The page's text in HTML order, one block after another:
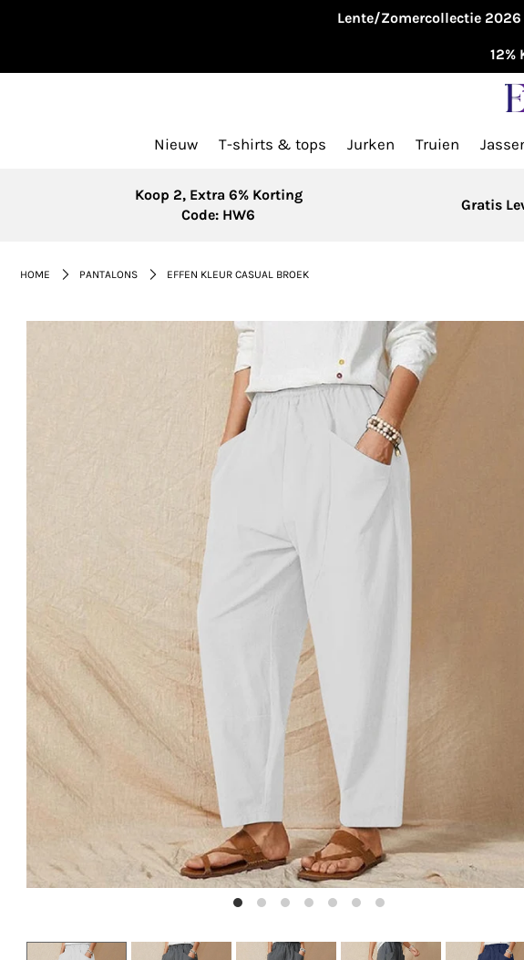
Lente/Zomercollectie 2026
12%
Nieuw T-shirts & tops Jurken Truien
Koop 2, Extra 6% Korting
Code: HW6
Gratis
HOME PANTALONS EFFEN KLEUR CASUAL BROEK